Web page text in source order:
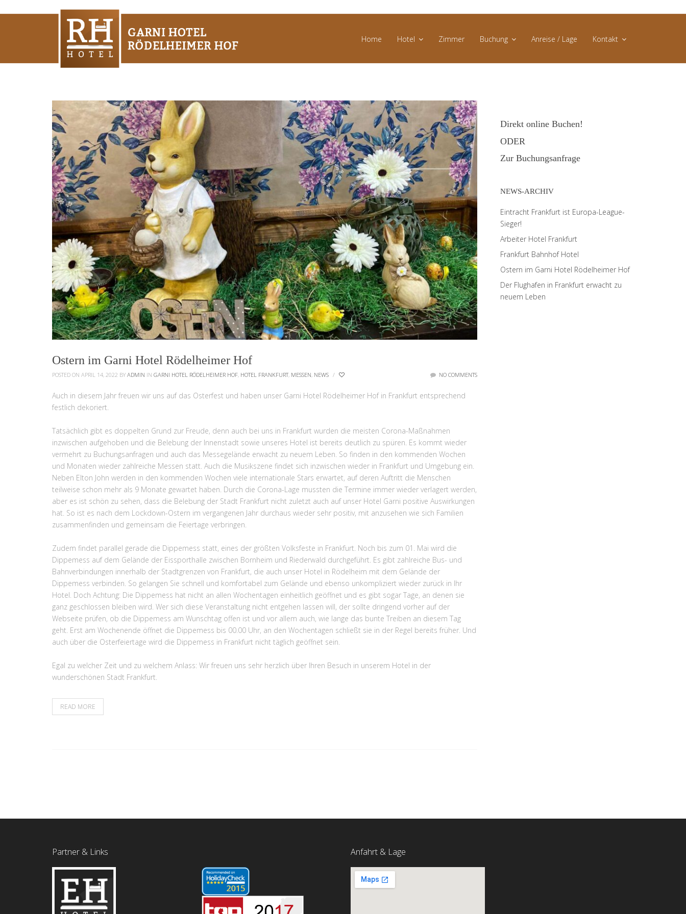
Home Hotel
und
Events
News
Angebote
Bildergalerie
Umgebung
Zimmer Buchung Anreise / Lage Kontakt
Ostern im Garni Hotel Rödelheimer Hof
POSTED ON APRIL 14, 2022 BY ADMIN IN GARNI HOTEL RÖDELHEIMER HOF, HOTEL FRANKFURT, MESSEN, NEWS / NO COMMENTS
Auch in diesem Jahr freuen wir uns auf das Osterfest und haben unser Garni Hotel Rödelheimer Hof in Frankfurt entsprechend
festlich dekoriert.
Tatsächlich gibt es doppelten Grund zur Freude, denn auch bei uns in Frankfurt wurden die meisten Corona-Maßnahmen
inzwischen aufgehoben und die Belebung der Innenstadt sowie unseres Hotel ist bereits deutlich zu spüren. Es kommt wieder
vermehrt zu Buchungsanfragen und auch das Messegelände erwacht zu neuem Leben. So finden in den kommenden Wochen
und Monaten wieder zahlreiche Messen statt. Auch die Musikszene findet sich inzwischen wieder in Frankfurt und Umgebung ein.
Neben Elton John werden in den kommenden Wochen viele internationale Stars erwartet, auf deren Auftritt die Menschen
teilweise schon mehr als 9 Monate gewartet haben. Durch die Corona-Lage mussten die Termine immer wieder verlagert werden,
aber es ist schön zu sehen, dass die Belebung der Stadt Frankfurt nicht zuletzt auch auf unser Hotel Garni positive Auswirkungen
hat. So ist es nach dem Lockdown-Ostern im vergangenen Jahr durchaus wieder sehr positiv, mit anzusehen wie sich Familien
zusammenfinden und gemeinsam die Feiertage verbringen.
Zudem findet parallel gerade die Dippemess statt, eines der größten Volksfeste in Frankfurt. Noch bis zum 01. Mai wird die
Dippemess auf dem Gelände der Eissporthalle zwischen Bornheim und Riederwald durchgeführt. Es gibt zahlreiche Bus- und
Bahnverbindungen innerhalb der Stadtgrenzen von Frankfurt, die auch unser Hotel in Rödelheim mit dem Gelände der
Dippemess verbinden. So gelangen Sie schnell und komfortabel zum Gelände und ebenso unkompliziert wieder zurück in Ihr
Hotel. Doch Achtung: Die Dippemess hat nicht an allen Wochentagen einheitlich geöffnet und es gibt sogar Tage, an denen sie
ganz geschlossen bleiben wird. Wer sich diese Veranstaltung nicht entgehen lassen will, der sollte dringend vorher auf der
Webseite prüfen, ob die Dippemess am Wunschtag offen ist und vor allem auch, wie lange das bunte Treiben an diesem Tag
geht. Erst am Wochenende öffnet die Dippemess bis 00.00 Uhr, an den Wochentagen schließt sie in der Regel bereits früher. Und
auch über die Osterfeiertage wird die Dippemess in Frankfurt nicht täglich geöffnet sein.
Egal zu welcher Zeit und zu welchem Anlass: Wir freuen uns sehr herzlich über Ihren Besuch in unserem Hotel in der
wunderschönen Stadt Frankfurt.
READ MORE
Direkt online Buchen!
ODER
Zur Buchungsanfrage
NEWS-ARCHIV
Eintracht Frankfurt ist Europa-League-
Sieger!
Arbeiter Hotel Frankfurt
Frankfurt Bahnhof Hotel
Ostern im Garni Hotel Rödelheimer Hof
Der Flughafen in Frankfurt erwacht zu
neuem Leben
Partner & Links Anfahrt & Lage